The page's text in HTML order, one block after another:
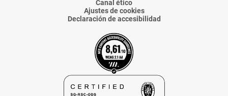
Canal ético
Ajustes de cookies
Declaración de accesibilidad